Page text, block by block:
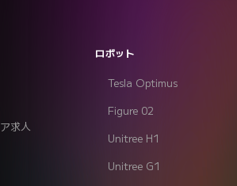
求人
ロボット
Tesla Optimus
Figure 02
Unitree H1
Unitree G1